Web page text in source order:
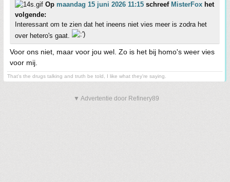
Op maandag 15 juni 2026 11:15 schreef MisterFox het
volgende:
Interessant om te zien dat het ineens niet vies meer is zodra het
over hetero's gaat.
Voor ons niet, maar voor jou wel. Zo is het bij homo's weer vies
voor mij.
That's the drugs talking and truth be told, I like what they're saying.
▼ Advertentie door Refinery89